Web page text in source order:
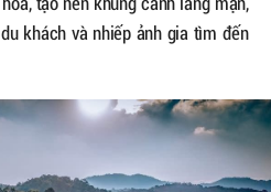
khách và nhiếp ảnh gia tìm đến